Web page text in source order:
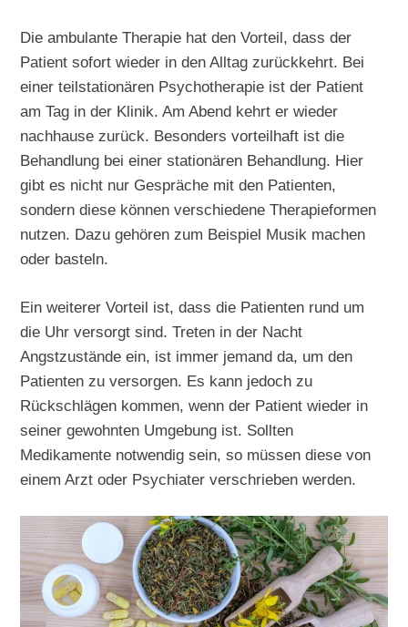
Die ambulante Therapie hat den Vorteil, dass der
Patient sofort wieder in den Alltag zurückkehrt. Bei
einer teilstationären Psychotherapie ist der Patient
am Tag in der Klinik. Am Abend kehrt er wieder
nachhause zurück. Besonders vorteilhaft ist die
Behandlung bei einer stationären Behandlung. Hier
gibt es nicht nur Gespräche mit den Patienten,
sondern diese können verschiedene Therapieformen
nutzen. Dazu gehören zum Beispiel Musik machen
oder basteln.
Ein weiterer Vorteil ist, dass die Patienten rund um
die Uhr versorgt sind. Treten in der Nacht
Angstzustände ein, ist immer jemand da, um den
Patienten zu versorgen. Es kann jedoch zu
Rückschlägen kommen, wenn der Patient wieder in
seiner gewohnten Umgebung ist. Sollten
Medikamente notwendig sein, so müssen diese von
einem Arzt oder Psychiater verschrieben werden.